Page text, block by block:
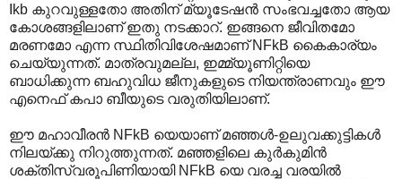
Ikb കുറവുള്ളതോ അതിന് മ്യൂടേഷന്‍ സംഭവച്ചതോ ആയ
കോശങ്ങളിലാണ് ഇതു നടക്കാറ്. ഇങ്ങനെ ജീവിതമോ
മരണമോ എന്ന സ്ഥിതിവിശേഷമാണ് NFkB കൈകാര്യം
ചെയ്യുന്നത്. മാത്രവുമല്ല, ഇമ്മ്യൂണിറ്റിയെ
ബാധിക്കുന്ന ബഹുവിധ ജീനുകളുടെ നിയന്ത്രാണവും ഈ
എനെഫ് കപാ ബീയുടെ വരുതിയിലാണ്.
ഈ മഹാവീരന്‍ NFkB യെയാണ് മഞ്ഞള്‍-ഉലുവക്കുട്ടികള്‍
നിലയ്ക്കു നിറുത്തുന്നത്. മഞ്ഞളിലെ കുര്‍കുമിന്‍
ശക്തിസ്വരൂപിണിയായി NFkB യെ വരച്ച വരയില്‍